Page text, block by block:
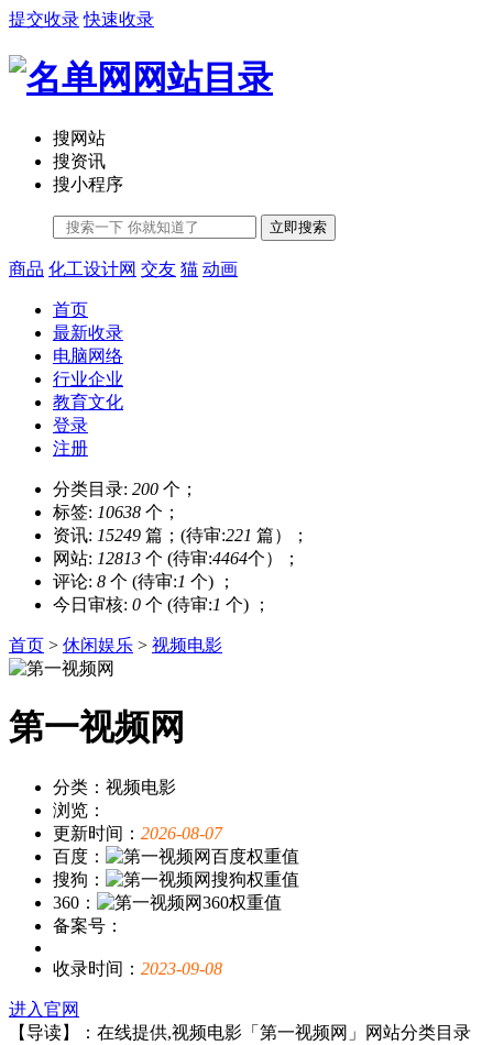
提交收录 快速收录
搜网站
搜资讯
搜小程序
立即搜索
商品 化工设计网 交友 猫 动画
首页
最新收录
电脑网络
行业企业
教育文化
登录
注册
分类目录: 200 个；
标签: 10638 个；
资讯: 15249 篇；(待审:221 篇）；
网站: 12813 个 (待审:4464个）；
评论: 8 个 (待审:1 个) ；
今日审核: 0 个 (待审:1 个) ；
首页 > 休闲娱乐 > 视频电影
第一视频网
分类：视频电影
浏览：
更新时间： 2026-08-07
百度：
搜狗：
360：
备案号：
收录时间： 2023-09-08
进入官网
【导读】：在线提供,视频电影「第一视频网」网站分类目录